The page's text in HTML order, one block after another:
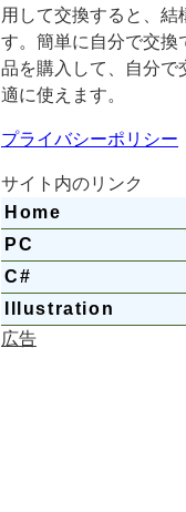
用して交換すると、結
す。簡単に自分で交換
品を購入して、自分で
適に使えます。
プライバシーポリシー
サイト内のリンク
Home
PC
C#
Illustration